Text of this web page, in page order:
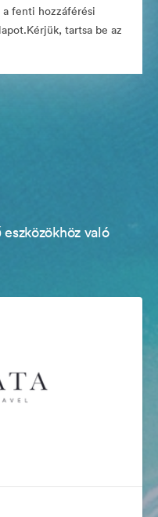
fenti hozzáférési
tartsa be az
való